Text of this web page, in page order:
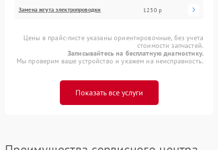
Замена жгута электропроводки 1230 р
Цены в прайс-листе указаны ориентировочные, без учета
стоимости запчастей.
Записывайтесь на бесплатную диагностику.
Мы проверим ваше устройство и укажем на неисправность.
Показать все услуги